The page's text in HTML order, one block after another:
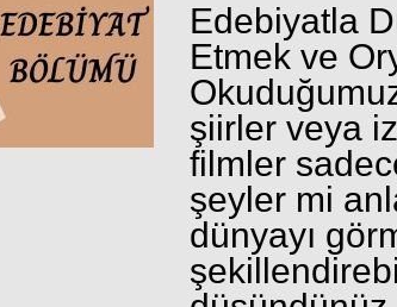
Edebiyatla
Etmek ve
şiirler veya
filmler
şeyler mi
dünyayı